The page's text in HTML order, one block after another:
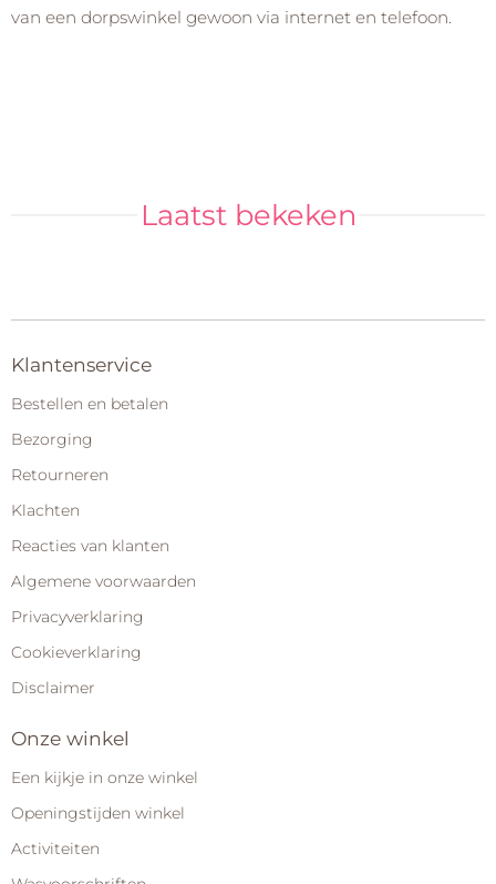
van een dorpswinkel gewoon via internet en telefoon.
Laatst bekeken
Klantenservice
Bestellen en betalen
Bezorging
Retourneren
Klachten
Reacties van klanten
Algemene voorwaarden
Privacyverklaring
Cookieverklaring
Disclaimer
Onze winkel
Een kijkje in onze winkel
Openingstijden winkel
Activiteiten